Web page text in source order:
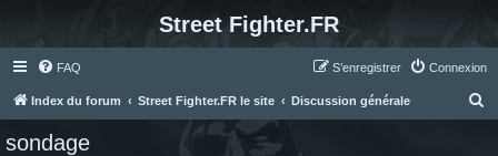
Street Fighter.FR
FAQ Connexion
S’enregistrer
Index du forum Street Fighter.FR le site Discussion générale
sondage